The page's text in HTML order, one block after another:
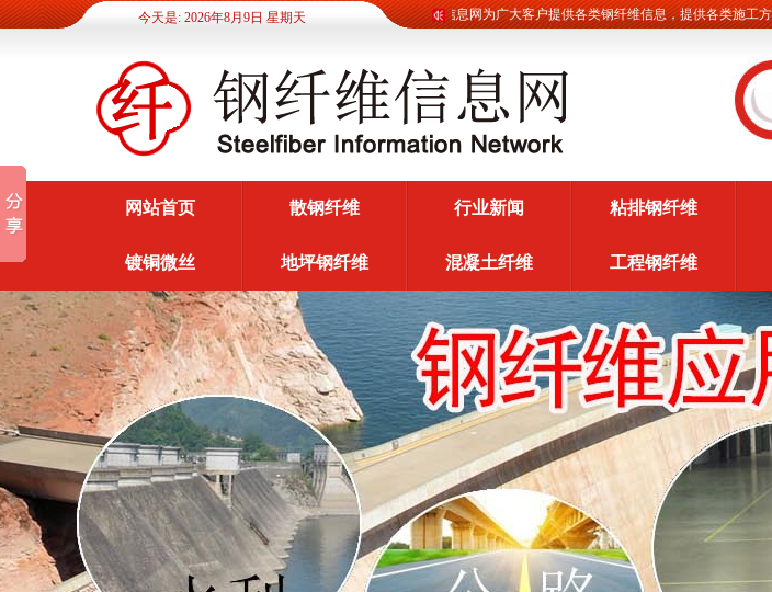
今天是: 2026年8月9日 星期天 钢纤维信息网为广大客户提供各类钢纤维信息，提供各类施工方案。
网站首页 散钢纤维 行业新闻 粘排钢纤维
镀铜微丝 地坪钢纤维 混凝土纤维 工程钢纤维